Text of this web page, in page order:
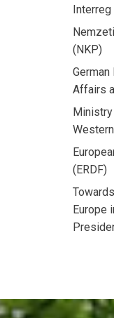
Interreg
(NKP)
Affairs
Ministry
(ERDF)
Europe